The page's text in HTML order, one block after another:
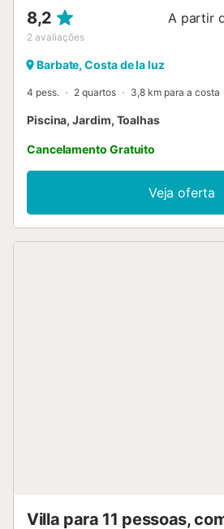
8,2
2 avaliações
A partir
Barbate, Costa de la luz
4 pess. 2 quartos 3,8 km para a costa
Piscina, Jardim, Toalhas
Cancelamento Gratuito
Veja oferta
Villa para 11 pessoas,